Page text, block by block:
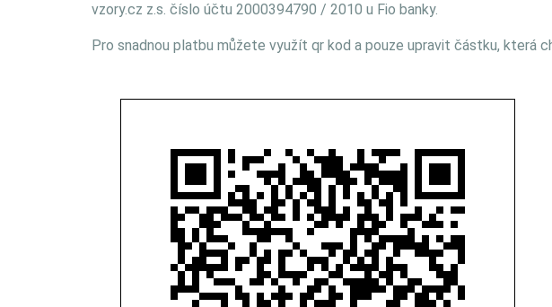
vzory.cz z.s. číslo účtu 2000394790 / 2010 u Fio banky.
Pro snadnou platbu můžete využít qr kod a pouze upravit částku, která